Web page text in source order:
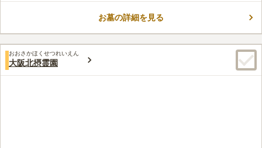
お墓の詳細を見る
おおさかほくせつれいえん
大阪北摂霊園